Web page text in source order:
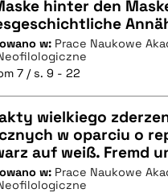
CZYSTY TEKST
BIBTEX
hinter den
w: Prace Naukowe
7 / s. 9 - 22
CZYSTY TEKST
wielkiego
w oparciu o
auf weiß. Fremd
w: Prace Naukowe